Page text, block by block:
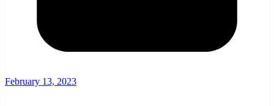
February 13, 2023